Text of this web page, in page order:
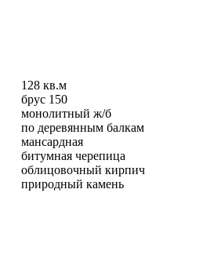
128 кв.м
брус 150
монолитный ж/б
по деревянным балкам
мансардная
битумная черепица
облицовочный кирпич
природный камень